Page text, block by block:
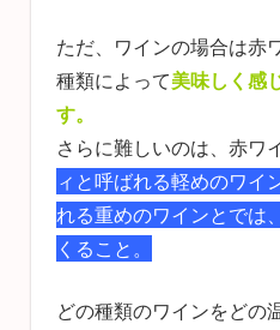
ただ、ワインの場合は赤
種類によって美味しく感
す。
さらに難しいのは、赤ワ
ィと呼ばれる軽めのワイ
れる重めのワインとでは
くること。
どの種類のワインをどの